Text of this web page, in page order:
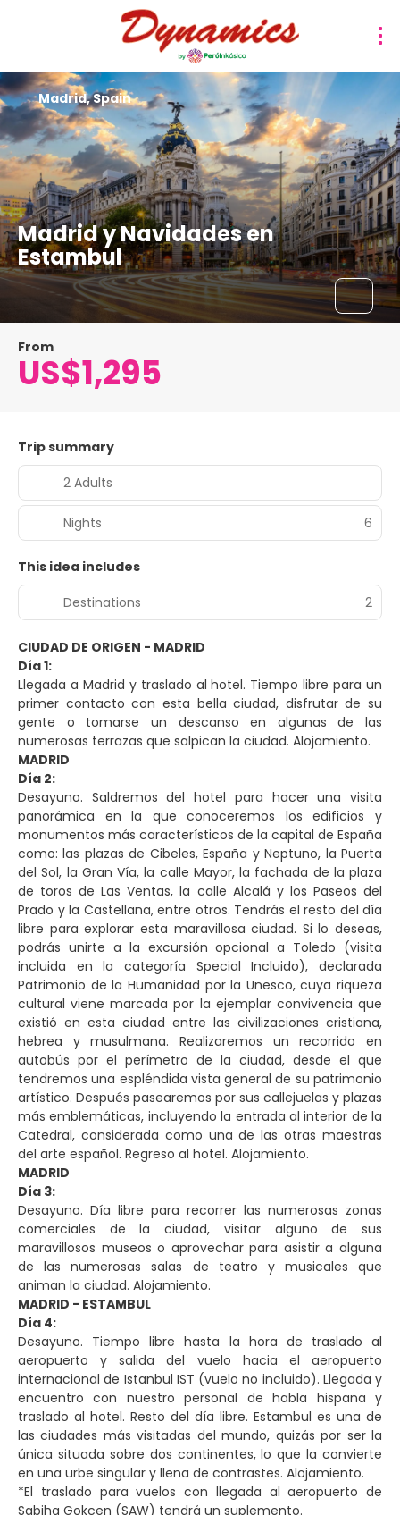
Madrid y Navidades en
Estambul
Madrid, Spain
From
US$1,295
Trip summary
2 Adults
Nights 6
This idea includes
Destinations
2
CIUDAD DE ORIGEN - MADRID
Día 1:
Llegada a Madrid y traslado al hotel. Tiempo libre para un
primer contacto con esta bella ciudad, disfrutar de su
gente o tomarse un descanso en algunas de las
numerosas terrazas que salpican la ciudad. Alojamiento.
MADRID
Día 2:
Desayuno. Saldremos del hotel para hacer una visita
panorámica en la que conoceremos los edificios y
monumentos más característicos de la capital de España
como: las plazas de Cibeles, España y Neptuno, la Puerta
del Sol, la Gran Vía, la calle Mayor, la fachada de la plaza
de toros de Las Ventas, la calle Alcalá y los Paseos del
Prado y la Castellana, entre otros. Tendrás el resto del día
libre para explorar esta maravillosa ciudad. Si lo deseas,
podrás unirte a la excursión opcional a Toledo (visita
incluida en la categoría Special Incluido), declarada
Patrimonio de la Humanidad por la Unesco, cuya riqueza
cultural viene marcada por la ejemplar convivencia que
existió en esta ciudad entre las civilizaciones cristiana,
hebrea y musulmana. Realizaremos un recorrido en
autobús por el perímetro de la ciudad, desde el que
tendremos una espléndida vista general de su patrimonio
artístico. Después pasearemos por sus callejuelas y plazas
más emblemáticas, incluyendo la entrada al interior de la
Catedral, considerada como una de las otras maestras
del arte español. Regreso al hotel. Alojamiento.
MADRID
Día 3:
Desayuno. Día libre para recorrer las numerosas zonas
comerciales de la ciudad, visitar alguno de sus
maravillosos museos o aprovechar para asistir a alguna
de las numerosas salas de teatro y musicales que
animan la ciudad. Alojamiento.
MADRID - ESTAMBUL
Día 4:
Desayuno. Tiempo libre hasta la hora de traslado al
aeropuerto y salida del vuelo hacia el aeropuerto
internacional de Istanbul IST (vuelo no incluido). Llegada y
encuentro con nuestro personal de habla hispana y
traslado al hotel. Resto del día libre. Estambul es una de
las ciudades más visitadas del mundo, quizás por ser la
única situada sobre dos continentes, lo que la convierte
en una urbe singular y llena de contrastes. Alojamiento.
*El traslado para vuelos con llegada al aeropuerto de
Sabiha Gokcen (SAW) tendrá un suplemento.